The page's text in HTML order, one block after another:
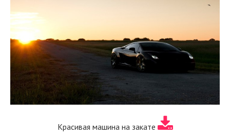
Красивая машина на закате